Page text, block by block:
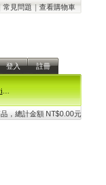
常見問題 查看購物車
登入 註冊
，總計金額 NT$0.00元